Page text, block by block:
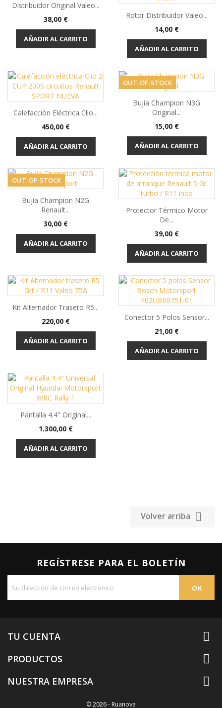
Distribuidor Original Valeo...
Precio
38,00 €
AÑADIR AL CARRITO
Rotor Distribuidor Valeo...
Precio
14,00 €
AÑADIR AL CARRITO
Calefacción Eléctrica Clio...
Precio
450,00 €
AÑADIR AL CARRITO
OUT-OF-STOCK
Bujía Champion N3G
Original...
Precio
15,00 €
AÑADIR AL CARRITO
OUT-OF-STOCK
Bujía Champion N2G
Renault...
Precio
30,00 €
AÑADIR AL CARRITO
Protector Térmico Motor
De...
Precio
39,00 €
AÑADIR AL CARRITO
Kit Alternador Trasero R5...
Precio
220,00 €
AÑADIR AL CARRITO
Conector 5 Polos Sensor...
Precio
21,00 €
AÑADIR AL CARRITO
Pantalla 4.4" Original...
Precio
1.300,00 €
AÑADIR AL CARRITO
Volver arriba 
REGÍSTRESE PARA EL BOLETÍN
TU CUENTA 
PRODUCTOS 
NUESTRA EMPRESA 
© 2026 - Ruanova